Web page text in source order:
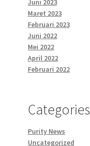
Juni 2023
Maret 2023
Februari 2023
Juni 2022
Mei 2022
April 2022
Februari 2022
Categories
Purity News
Uncategorized